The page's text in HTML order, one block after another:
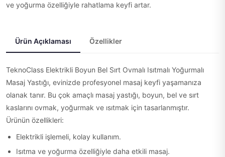
ve yoğurma özelliğiyle rahatlama keyfi artar.
Ürün Açıklaması Özellikler
TeknoClass Elektrikli Boyun Bel Sırt Ovmalı Isıtmalı Yoğurmalı
Masaj Yastığı, evinizde profesyonel masaj keyfi yaşamanıza
olanak tanır. Bu çok amaçlı masaj yastığı, boyun, bel ve sırt
kaslarını ovmak, yoğurmak ve ısıtmak için tasarlanmıştır.
Ürünün özellikleri:
Elektrikli işlemeli, kolay kullanım.
Isıtma ve yoğurma özelliğiyle daha etkili masaj.